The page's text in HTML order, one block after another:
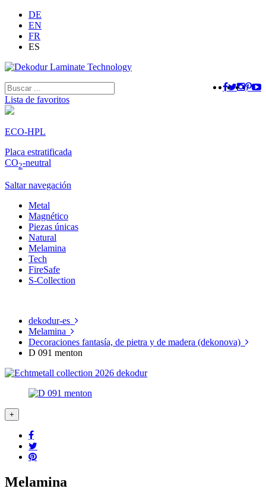
DE
EN
FR
ES
Lista de favoritos
ECO-HPL
Placa estratificada
CO2-neutral
Saltar navegación
Metal
Magnético
Piezas únicas
Natural
Melamina
Tech
FireSafe
S-Collection
dekodur-es
Melamina
Decoraciones fantasía, de pietra y de madera (dekonova)
D 091 menton
Melamina